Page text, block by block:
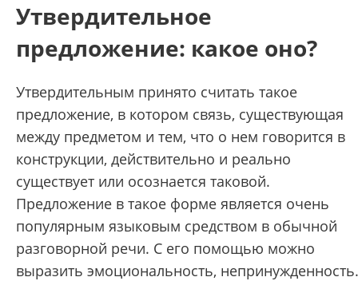
Утвердительное
предложение: какое оно?
Утвердительным принято считать такое
предложение, в котором связь, существующая
между предметом и тем, что о нем говорится в
конструкции, действительно и реально
существует или осознается таковой.
Предложение в такое форме является очень
популярным языковым средством в обычной
разговорной речи. С его помощью можно
выразить эмоциональность, непринужденность.